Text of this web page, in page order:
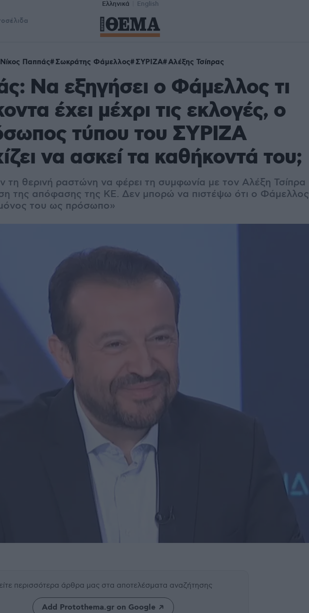
Ελληνικά English
Νίκος Παππάς Σωκράτης Φάμελλος ΣΥΡΙΖΑ Αλέξης Τσίπρας
Να εξηγήσει ο Φάμελλος τι
έχει μέχρι τις εκλογές, ο
τύπου του ΣΥΡΙΖΑ
να ασκεί τα καθήκοντά του;
τη θερινή ραστώνη να φέρει τη συμφωνία με τον Αλέξη Τσίπρα
της απόφασης της ΚΕ. Δεν μπορώ να πιστέψω ότι ο Φάμελλος
μόνος του ως πρόσωπο»
περισσότερα άρθρα μας στα αποτελέσματα αναζήτησης
Add Protothema.gr on Google